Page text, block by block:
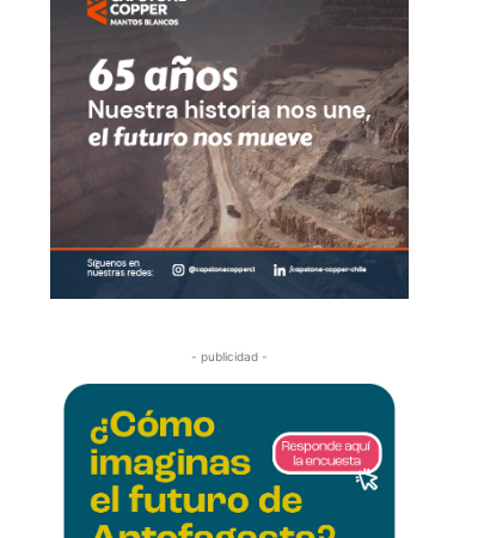
- publicidad -